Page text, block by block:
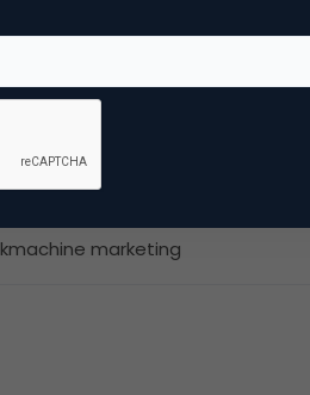
als de belangen van
marketing